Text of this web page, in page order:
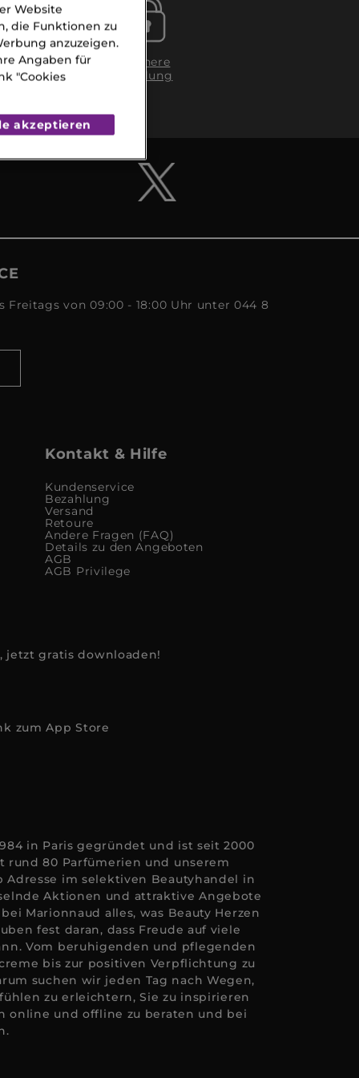
in
Sichere
Zahlung
Freitags von 09:00 - 18:00 Uhr unter 044 8
Kontakt & Hilfe
Kundenservice
Bezahlung
Versand
Retoure
Andere Fragen (FAQ)
Details zu den Angeboten
AGB
AGB Privilege
jetzt gratis downloaden!
in Paris gegründet und ist seit 2000
rund 80 Parfümerien und unserem
im selektiven Beautyhandel in
Aktionen und attraktive Angebote
Marionnaud alles, was Beauty Herzen
fest daran, dass Freude auf viele
Vom beruhigenden und pflegenden
bis zur positiven Verpflichtung zu
suchen wir jeden Tag nach Wegen,
zu erleichtern, Sie zu inspirieren
online und offline zu beraten und bei
Website
die Funktionen zu
anzuzeigen.
Angaben für
"Cookies
akzeptieren